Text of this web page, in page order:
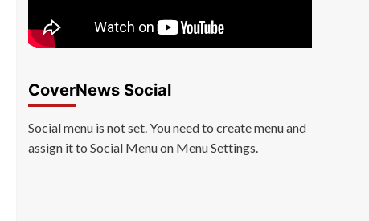
CoverNews Social
Social menu is not set. You need to create menu and
assign it to Social Menu on Menu Settings.